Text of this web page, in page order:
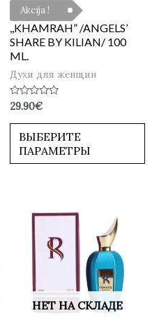
Akcija !
,,KHAMRAH” /ANGELS’
SHARE BY KILIAN/ 100
ML.
Духи для женщин
Оценка
0
из
29.90€
ВЫБЕРИТЕ
ПАРАМЕТРЫ
НЕТ НА СКЛАДЕ